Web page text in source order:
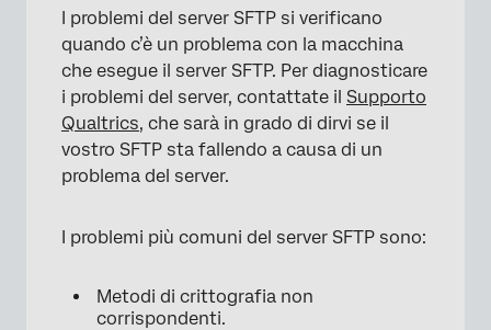
I problemi del server SFTP si verificano
quando c’è un problema con la macchina
che esegue il server SFTP. Per diagnosticare
i problemi del server, contattate il Supporto
Qualtrics, che sarà in grado di dirvi se il
vostro SFTP sta fallendo a causa di un
problema del server.
I problemi più comuni del server SFTP sono:
Metodi di crittografia non
corrispondenti.